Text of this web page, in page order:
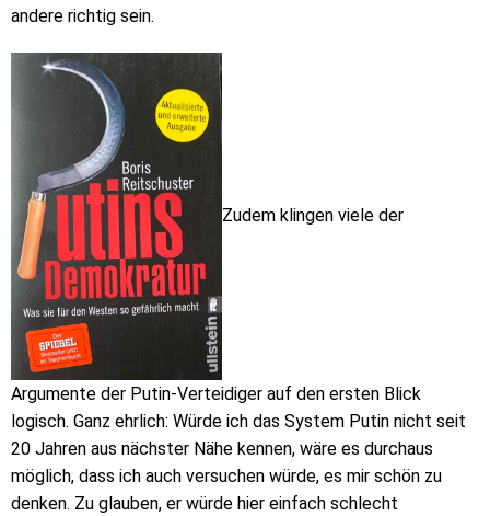
andere richtig sein.
Zudem klingen viele der
Argumente der Putin-Verteidiger auf den ersten Blick
logisch. Ganz ehrlich: Würde ich das System Putin nicht seit
20 Jahren aus nächster Nähe kennen, wäre es durchaus
möglich, dass ich auch versuchen würde, es mir schön zu
denken. Zu glauben, er würde hier einfach schlecht